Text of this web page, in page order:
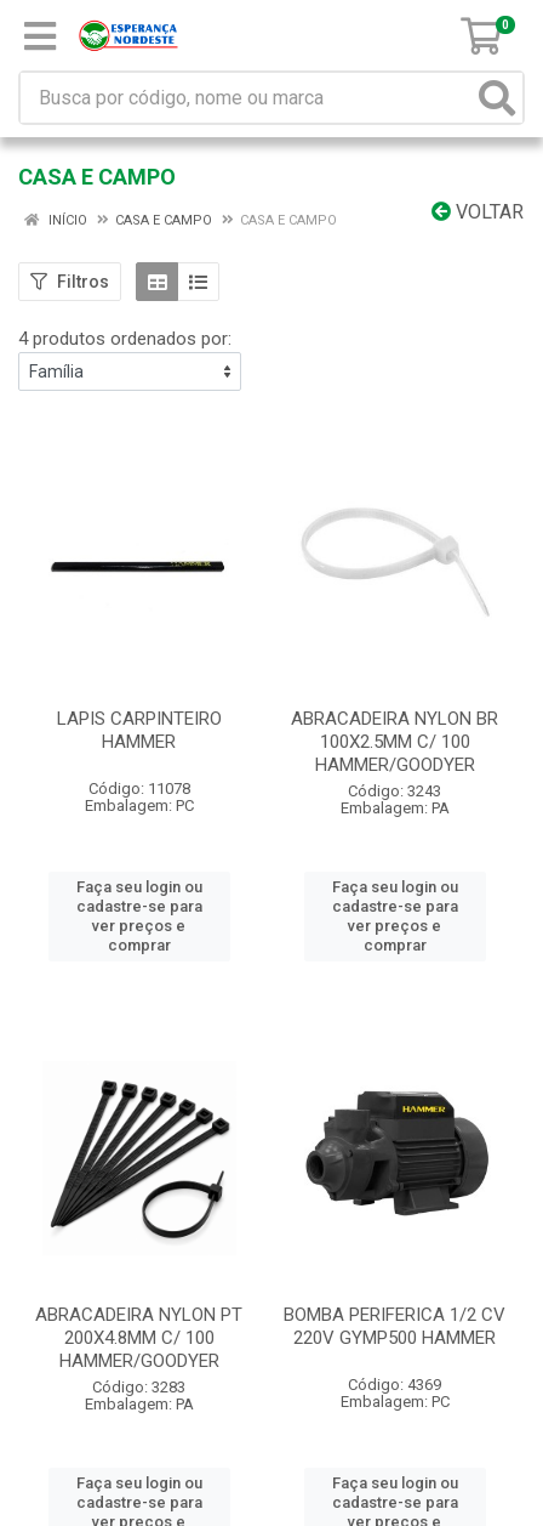
0
CASA E CAMPO
VOLTAR
INÍCIO CASA E CAMPO CASA E CAMPO
Filtros
4 produtos ordenados por:
LAPIS CARPINTEIRO
HAMMER
Código: 11078
Embalagem: PC
Faça seu login ou
cadastre-se para
ver preços e
comprar
ABRACADEIRA NYLON BR
100X2.5MM C/ 100
HAMMER/GOODYER
Código: 3243
Embalagem: PA
Faça seu login ou
cadastre-se para
ver preços e
comprar
ABRACADEIRA NYLON PT
200X4.8MM C/ 100
HAMMER/GOODYER
Código: 3283
Embalagem: PA
Faça seu login ou
cadastre-se para
ver preços e
BOMBA PERIFERICA 1/2 CV
220V GYMP500 HAMMER
Código: 4369
Embalagem: PC
Faça seu login ou
cadastre-se para
ver preços e